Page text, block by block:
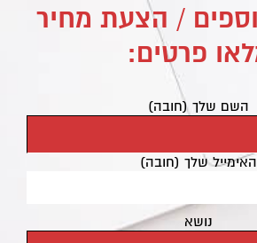
/ הצעת מחיר
פרטים:
השם שלך (חובה)
האימייל שלך (חובה)
נושא